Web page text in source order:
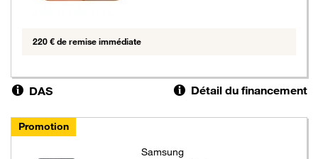
220 € de remise immédiate
DAS Détail du financement
Promotion
Samsung